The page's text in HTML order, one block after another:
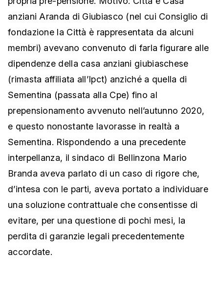
anziani Aranda di Giubiasco (nel cui Consiglio di
fondazione la Città è rappresentata da alcuni
membri) avevano convenuto di farla figurare alle
dipendenze della casa anziani giubiaschese
(rimasta affiliata all’Ipct) anziché a quella di
Sementina (passata alla Cpe) fino al
prepensionamento avvenuto nell’autunno 2020,
e questo nonostante lavorasse in realtà a
Sementina. Rispondendo a una precedente
interpellanza, il sindaco di Bellinzona Mario
Branda aveva parlato di un caso di rigore che,
d’intesa con le parti, aveva portato a individuare
una soluzione contrattuale che consentisse di
evitare, per una questione di pochi mesi, la
perdita di garanzie legali precedentemente
accordate.